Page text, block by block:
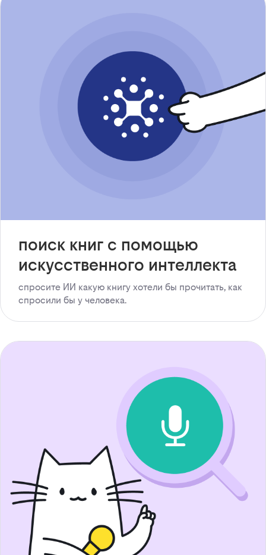
поиск книг с помощью
искусственного интеллекта
спросите ИИ какую книгу хотели бы прочитать, как
спросили бы у человека.